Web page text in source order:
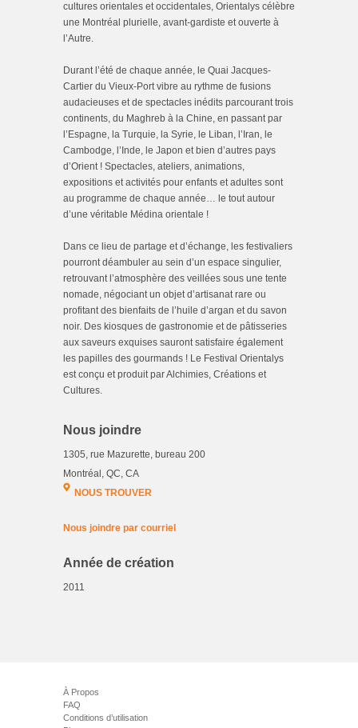
cultures orientales et occidentales, Orientalys célèbre
une Montréal plurielle, avant-gardiste et ouverte à
l’Autre.
Durant l’été de chaque année, le Quai Jacques-
Cartier du Vieux-Port vibre au rythme de fusions
audacieuses et de spectacles inédits parcourant trois
continents, du Maghreb à la Chine, en passant par
l’Espagne, la Turquie, la Syrie, le Liban, l’Iran, le
Cambodge, l’Inde, le Japon et bien d’autres pays
d’Orient ! Spectacles, ateliers, animations,
expositions et activités pour enfants et adultes sont
au programme de chaque année… le tout autour
d’une véritable Médina orientale !
Dans ce lieu de partage et d’échange, les festivaliers
pourront déambuler au sein d’un espace singulier,
retrouvant l’atmosphère des veillées sous une tente
nomade, négociant un objet d’artisanat rare ou
profitant des bienfaits de l’huile d’argan et du savon
noir. Des kiosques de gastronomie et de pâtisseries
aux saveurs exquises sauront satisfaire également
les papilles des gourmands ! Le Festival Orientalys
est conçu et produit par Alchimies, Créations et
Cultures.
Nous joindre
1305, rue Mazurette, bureau 200
Montréal, QC, CA
NOUS TROUVER
Nous joindre par courriel
Année de création
2011
À Propos
FAQ
Conditions d’utilisation